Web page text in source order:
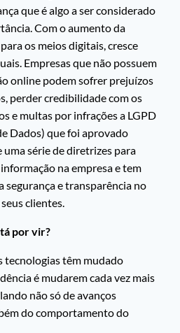
que é algo a ser considerado
Com o aumento da
os meios digitais, cresce
Empresas que não possuem
online podem sofrer prejuízos
perder credibilidade com os
e multas por infrações a LGPD
Dados) que foi aprovado
série de diretrizes para
na empresa e tem
e transparência no
clientes.
por vir?
tecnologias têm mudado
é mudarem cada vez mais
não só de avanços
do comportamento do